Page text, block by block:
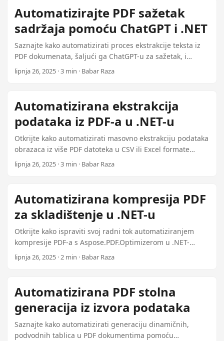
Automatizirajte PDF sažetak
sadržaja pomoću ChatGPT i .NET
Saznajte kako automatizirati proces ekstrakcije teksta iz
PDF dokumenata, šaljući ga ChatGPT-u za sažetak, i
rukovanje AI-generacijom u aplikaciji .NET.
lipnja 26, 2025 · 3 min · Babar Raza
Automatizirana ekstrakcija
podataka iz PDF-a u .NET-u
Otkrijte kako automatizirati masovno ekstrakciju podataka
obrazaca iz više PDF datoteka u CSV ili Excel formate
pomoću Aspose.PDF.FormExporter u .NET okruženju.
lipnja 26, 2025 · 3 min · Babar Raza
Automatizirana kompresija PDF
za skladištenje u .NET-u
Otkrijte kako ispraviti svoj radni tok automatiziranjem
kompresije PDF-a s Aspose.PDF.Optimizerom u .NET-
u.Ovaj vodič obuhvaća postavke vašeg okruženja,
obrađivanje datoteka, logging rezultate i napredne
lipnja 26, 2025 · 2 min · Babar Raza
Automatizirana PDF stolna
generacija iz izvora podataka
Saznajte kako automatizirati generaciju dinamičnih,
podvodnih tablica u PDF dokumentima pomoću